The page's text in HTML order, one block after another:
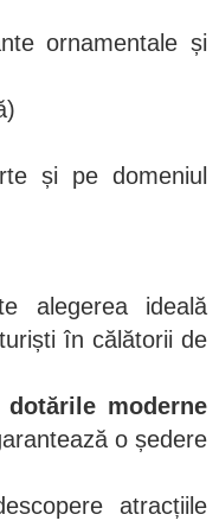
ornamentale și
și pe domeniul
alegerea ideală
în călătorii de
moderne
o ședere
atracțiile